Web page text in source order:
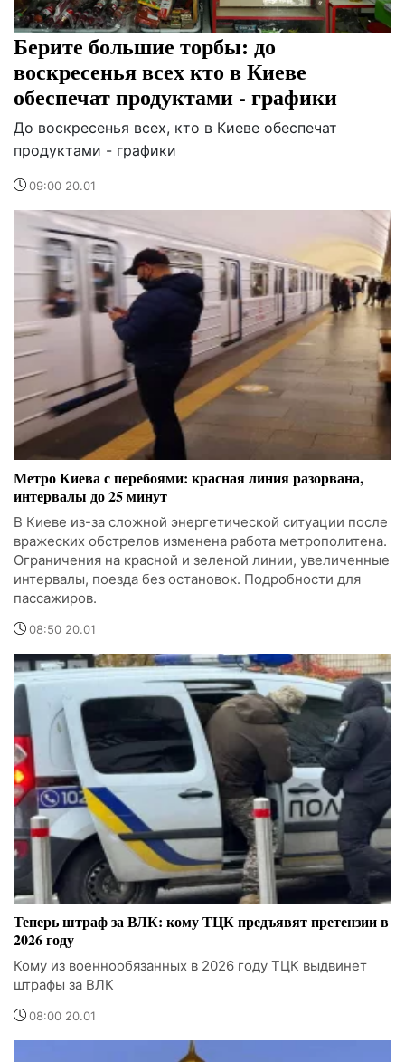
Берите большие торбы: до
воскресенья всех кто в Киеве
обеспечат продуктами - графики
До воскресенья всех, кто в Киеве обеспечат
продуктами - графики
09:00 20.01
Метро Киева с перебоями: красная линия разорвана,
интервалы до 25 минут
В Киеве из-за сложной энергетической ситуации после
вражеских обстрелов изменена работа метрополитена.
Ограничения на красной и зеленой линии, увеличенные
интервалы, поезда без остановок. Подробности для
пассажиров.
08:50 20.01
Теперь штраф за ВЛК: кому ТЦК предъявят претензии в
2026 году
Кому из военнообязанных в 2026 году ТЦК выдвинет
штрафы за ВЛК
08:00 20.01